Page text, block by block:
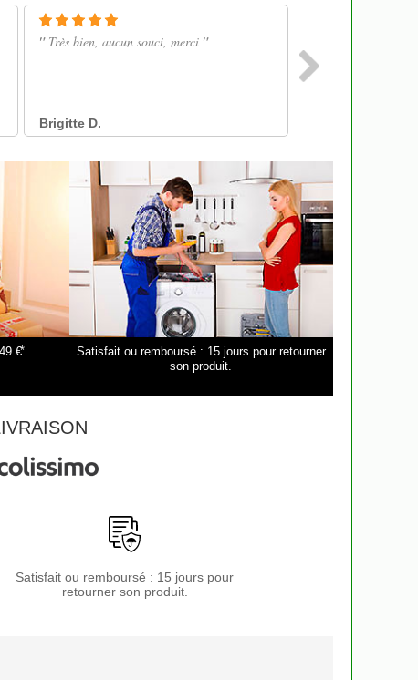
€*
Satisfait ou remboursé : 15 jours pour retourner
son produit.
Satisfait ou remboursé : 15 jours pour
retourner son produit.